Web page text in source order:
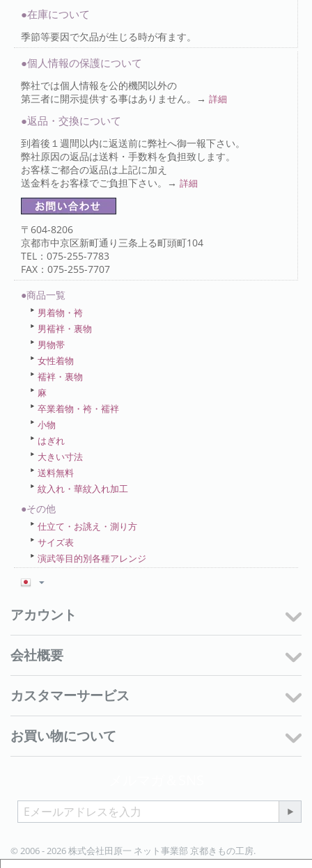
●在庫について
季節等要因で欠品が生じる時が有ます。
●個人情報の保護について
弊社では個人情報を公的機関以外の
第三者に開示提供する事はありません。→ 詳細
●返品・交換について
到着後１週間以内に返送前に弊社へ御一報下さい。
弊社原因の返品は送料・手数料を負担致します。
お客様ご都合の返品は上記に加え
送金料をお客様でご負担下さい。→ 詳細
〒604-8206
京都市中京区新町通り三条上る町頭町104
TEL：075-255-7783
FAX：075-255-7707
●商品一覧
男着物・袴
男襦袢・裏物
男物帯
女性着物
襦袢・裏物
麻
卒業着物・袴・襦袢
小物
はぎれ
大きい寸法
送料無料
紋入れ・華紋入れ加工
●その他
仕立て・お誂え・測り方
サイズ表
演武等目的別各種アレンジ
アカウント
会社概要
カスタマーサービス
お買い物について
© 2006 - 2026 株式会社田原一 ネット事業部 京都きもの工房.